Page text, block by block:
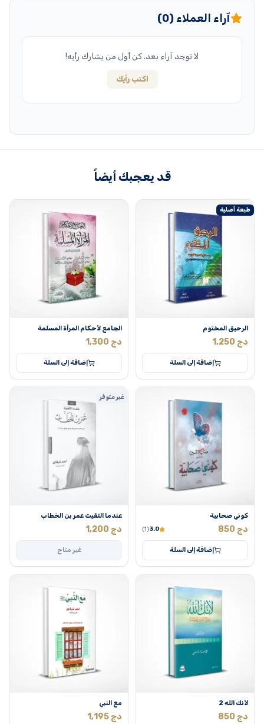
آراء العملاء (0)
لا توجد آراء بعد. كن أول من يشارك رأيه!
اكتب رأيك
قد يعجبك أيضاً
طبعة أصلية
الرحيق المختوم
1,250 دج
إضافة إلى السلة
الجامع لأحكام المرأة المسلمة
1,300 دج
إضافة إلى السلة
كوني صحابية
850 دج 3.0
(1)
إضافة إلى السلة
غير متوفر
عندما التقيت عمر بن الخطاب
1,200 دج
غير متاح
لأنك الله 2
850 دج
مع النبي
1,195 دج